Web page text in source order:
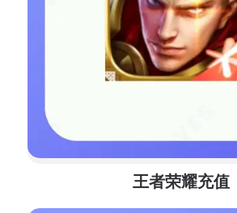
王者荣耀充值